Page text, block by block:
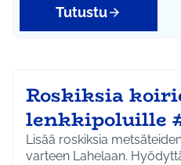
Tutustu
Roskiksia
lenkkipoluille
Lisää roskiksia
varteen Lahelaan.